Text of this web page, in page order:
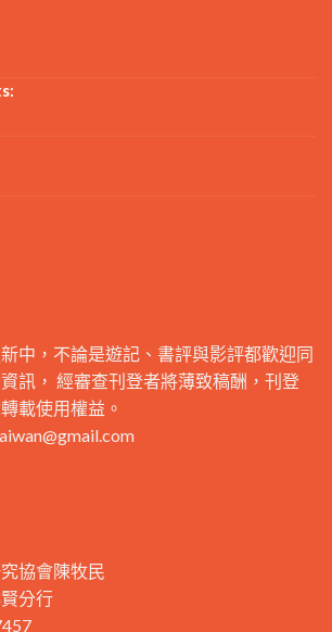
中，不論是遊記、書評與影評都歡迎同
訊， 經審查刊登者將薄致稿酬，刊登
載使用權益。
協會陳牧民
分行